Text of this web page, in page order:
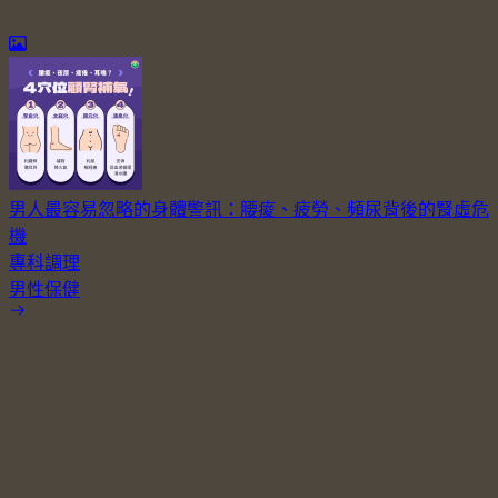
男人最容易忽略的身體警訊：腰痠、疲勞、頻尿背後的腎虛危
機
專科調理
男性保健